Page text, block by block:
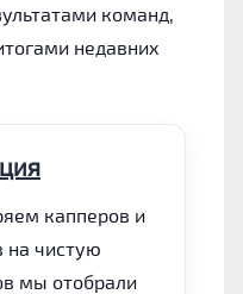
команд,
недавних
капперов и
чистую
мы отобрали